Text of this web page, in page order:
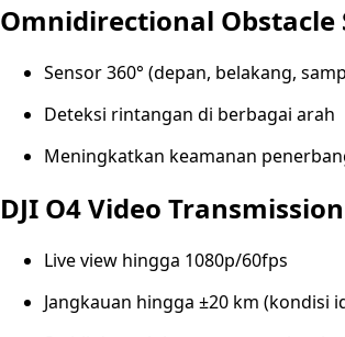
Omnidirectional Obstacle
Sensor 360° (depan, belakang,
Deteksi rintangan di berbagai arah
Meningkatkan keamanan
DJI O4 Video Transmission
Live view hingga 1080p/60fps
Jangkauan hingga ±20 km (kondisi